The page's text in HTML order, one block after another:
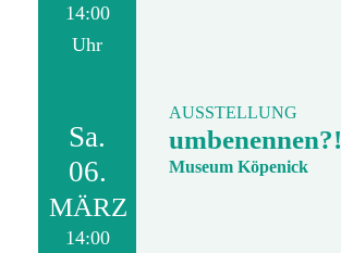
14:00
Uhr
Sa.
06.
MÄRZ
14:00
AUSSTELLUNG
umbenennen?!
Museum Köpenick